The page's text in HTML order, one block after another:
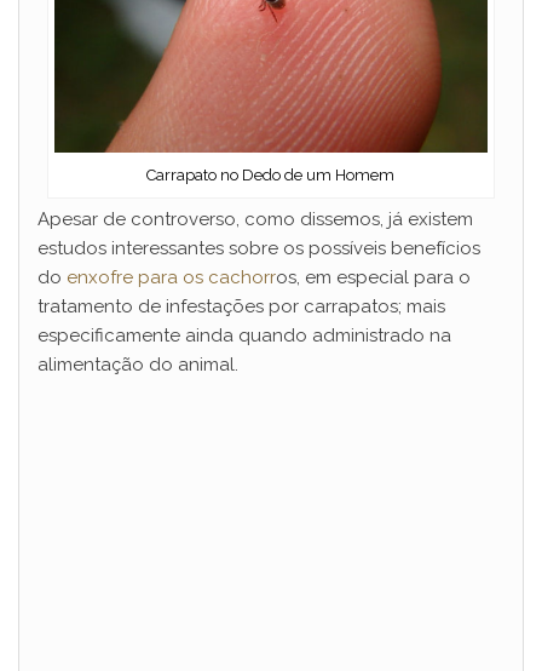
Carrapato no Dedo de um Homem
Apesar de controverso, como dissemos, já existem
estudos interessantes sobre os possíveis benefícios
do enxofre para os cachorros, em especial para o
tratamento de infestações por carrapatos; mais
especificamente ainda quando administrado na
alimentação do animal.